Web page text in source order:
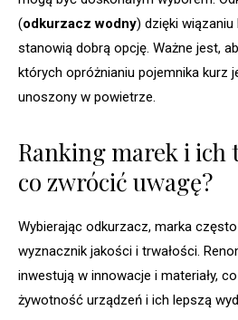
(odkurzacz wodny) dzięki
stanowią dobrą opcję. Ważne jest,
których opróżnianiu pojemnika kurz
unoszony w powietrze.
Ranking marek i ich
co zwrócić uwagę?
Wybierając odkurzacz, marka
wyznacznik jakości i trwałości.
inwestują w innowacje i materiały,
żywotność urządzeń i ich lepszą